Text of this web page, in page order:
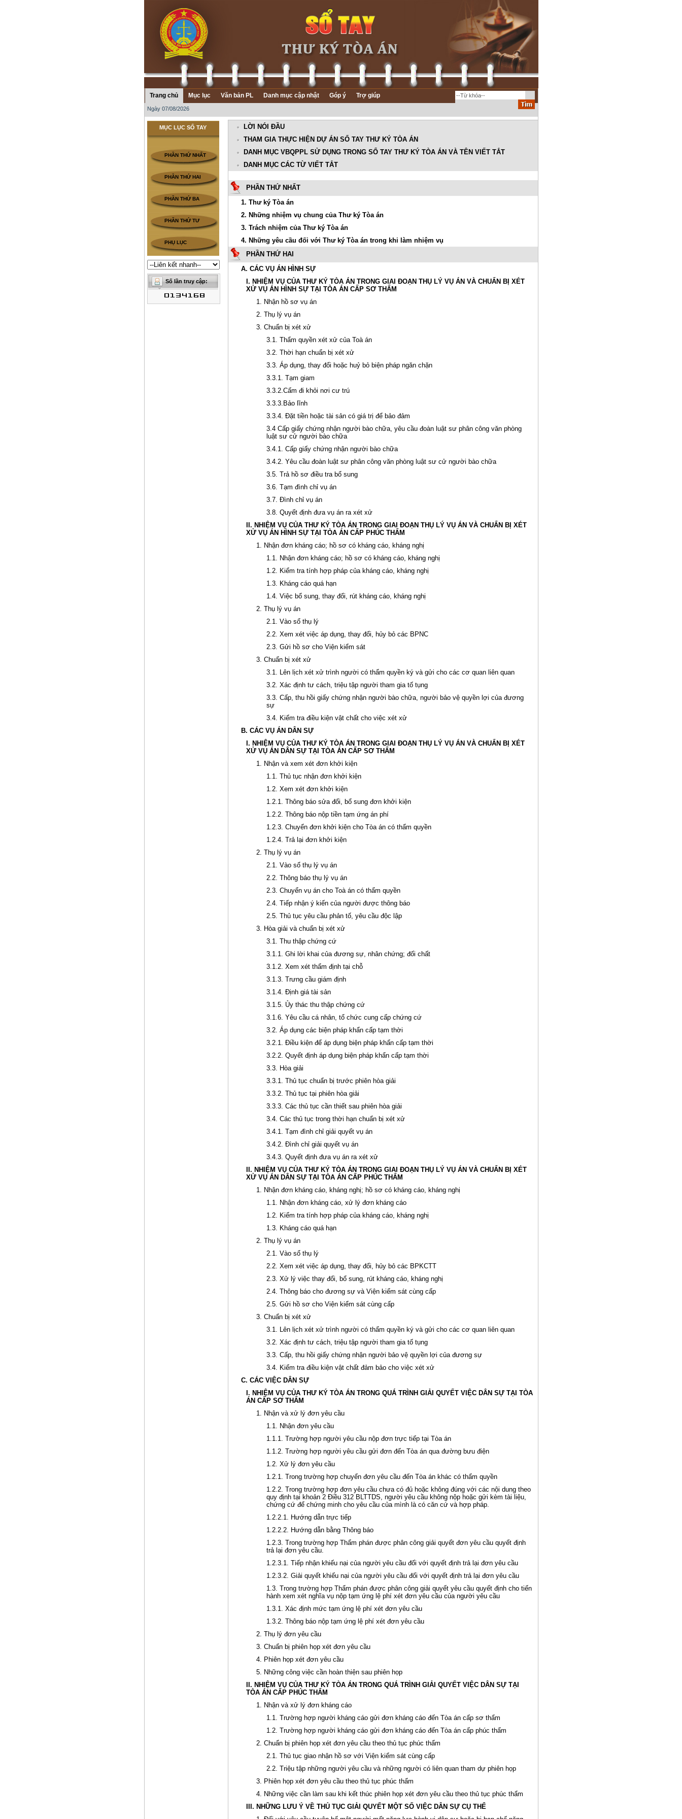
Trang chủ
Ngày 07/08/2026
Mục lục Văn bản PL Danh mục cập nhật Góp ý Trợ giúp
MỤC LỤC SỔ TAY
PHẦN THỨ NHẤT
PHẦN THỨ HAI
PHẦN THỨ BA
PHẦN THỨ TƯ
PHỤ LỤC
LỜI NÓI ĐẦU
THAM GIA THỰC HIỆN DỰ ÁN SỔ TAY THƯ KÝ TÒA ÁN
DANH MỤC VBQPPL SỬ DỤNG TRONG SỔ TAY THƯ KÝ TÒA ÁN VÀ TÊN VIẾT TẮT
DANH MỤC CÁC TỪ VIẾT TẮT
PHẦN THỨ NHẤT
1. Thư ký Tòa án
2. Những nhiệm vụ chung của Thư ký Tòa án
3. Trách nhiệm của Thư ký Tòa án
4. Những yêu cầu đối với Thư ký Tòa án trong khi làm nhiệm vụ
PHẦN THỨ HAI
A. CÁC VỤ ÁN HÌNH SỰ
I. NHIỆM VỤ CỦA THƯ KÝ TÒA ÁN TRONG GIAI ĐOẠN THỤ LÝ VỤ ÁN VÀ CHUẨN BỊ XÉT
XỬ VỤ ÁN HÌNH SỰ TẠI TÒA ÁN CẤP SƠ THẨM
1. Nhận hồ sơ vụ án
2. Thụ lý vụ án
3. Chuẩn bị xét xử
3.1. Thẩm quyền xét xử của Toà án
3.2. Thời hạn chuẩn bị xét xử
3.3. Áp dụng, thay đổi hoặc huỷ bỏ biện pháp ngăn chặn
3.3.1. Tạm giam
3.3.2.Cấm đi khỏi nơi cư trú
3.3.3.Bảo lĩnh
3.3.4. Đặt tiền hoặc tài sản có giá trị để bảo đảm
3.4 Cấp giấy chứng nhận người bào chữa, yêu cầu đoàn luật sư phân công văn phòng
luật sư cử người bào chữa
3.4.1. Cấp giấy chứng nhận người bào chữa
3.4.2. Yêu cầu đoàn luật sư phân công văn phòng luật sư cử người bào chữa
3.5. Trả hồ sơ điều tra bổ sung
3.6. Tạm đình chỉ vụ án
3.7. Đình chỉ vụ án
3.8. Quyết định đưa vụ án ra xét xử
II. NHIỆM VỤ CỦA THƯ KÝ TÒA ÁN TRONG GIAI ĐOẠN THỤ LÝ VỤ ÁN VÀ CHUẨN BỊ XÉT
XỬ VỤ ÁN HÌNH SỰ TẠI TÒA ÁN CẤP PHÚC THẨM
1. Nhận đơn kháng cáo; hồ sơ có kháng cáo, kháng nghị
1.1. Nhận đơn kháng cáo; hồ sơ có kháng cáo, kháng nghị
1.2. Kiểm tra tính hợp pháp của kháng cáo, kháng nghị
1.3. Kháng cáo quá hạn
1.4. Việc bổ sung, thay đổi, rút kháng cáo, kháng nghị
2. Thụ lý vụ án
2.1. Vào sổ thụ lý
2.2. Xem xét việc áp dụng, thay đổi, hủy bỏ các BPNC
2.3. Gửi hồ sơ cho Viện kiểm sát
3. Chuẩn bị xét xử
3.1. Lên lịch xét xử trình người có thẩm quyền ký và gửi cho các cơ quan liên quan
3.2. Xác định tư cách, triệu tập người tham gia tố tụng
3.3. Cấp, thu hồi giấy chứng nhận người bào chữa, người bảo vệ quyền lợi của đương
sự
3.4. Kiểm tra điều kiện vật chất cho việc xét xử
B. CÁC VỤ ÁN DÂN SỰ
I. NHIỆM VỤ CỦA THƯ KÝ TÒA ÁN TRONG GIAI ĐOẠN THỤ LÝ VỤ ÁN VÀ CHUẨN BỊ XÉT
XỬ VỤ ÁN DÂN SỰ TẠI TÒA ÁN CẤP SƠ THẨM
1. Nhận và xem xét đơn khởi kiện
1.1. Thủ tục nhận đơn khởi kiện
1.2. Xem xét đơn khởi kiện
1.2.1. Thông báo sửa đổi, bổ sung đơn khởi kiện
1.2.2. Thông báo nộp tiền tạm ứng án phí
1.2.3. Chuyển đơn khởi kiện cho Tòa án có thẩm quyền
1.2.4. Trả lại đơn khởi kiện
2. Thụ lý vụ án
2.1. Vào sổ thụ lý vụ án
2.2. Thông báo thụ lý vụ án
2.3. Chuyển vụ án cho Toà án có thẩm quyền
2.4. Tiếp nhận ý kiến của người được thông báo
2.5. Thủ tục yêu cầu phản tố, yêu cầu độc lập
3. Hòa giải và chuẩn bị xét xử
3.1. Thu thập chứng cứ
3.1.1. Ghi lời khai của đương sự, nhân chứng; đối chất
3.1.2. Xem xét thẩm định tại chỗ
3.1.3. Trưng cầu giám định
3.1.4. Định giá tài sản
3.1.5. Ủy thác thu thập chứng cứ
3.1.6. Yêu cầu cá nhân, tổ chức cung cấp chứng cứ
3.2. Áp dụng các biện pháp khẩn cấp tạm thời
3.2.1. Điều kiện để áp dụng biện pháp khẩn cấp tạm thời
3.2.2. Quyết định áp dụng biện pháp khẩn cấp tạm thời
3.3. Hòa giải
3.3.1. Thủ tục chuẩn bị trước phiên hòa giải
3.3.2. Thủ tục tại phiên hòa giải
3.3.3. Các thủ tục cần thiết sau phiên hòa giải
3.4. Các thủ tục trong thời hạn chuẩn bị xét xử
3.4.1. Tạm đình chỉ giải quyết vụ án
3.4.2. Đình chỉ giải quyết vụ án
3.4.3. Quyết định đưa vụ án ra xét xử
II. NHIỆM VỤ CỦA THƯ KÝ TÒA ÁN TRONG GIAI ĐOẠN THỤ LÝ VỤ ÁN VÀ CHUẨN BỊ XÉT
XỬ VỤ ÁN DÂN SỰ TẠI TÒA ÁN CẤP PHÚC THẨM
1. Nhận đơn kháng cáo, kháng nghị; hồ sơ có kháng cáo, kháng nghị
1.1. Nhận đơn kháng cáo, xử lý đơn kháng cáo
1.2. Kiểm tra tính hợp pháp của kháng cáo, kháng nghị
1.3. Kháng cáo quá hạn
2. Thụ lý vụ án
2.1. Vào sổ thụ lý
2.2. Xem xét việc áp dụng, thay đổi, hủy bỏ các BPKCTT
2.3. Xử lý việc thay đổi, bổ sung, rút kháng cáo, kháng nghị
2.4. Thông báo cho đương sự và Viện kiểm sát cùng cấp
2.5. Gửi hồ sơ cho Viện kiểm sát cùng cấp
3. Chuẩn bị xét xử
3.1. Lên lịch xét xử trình người có thẩm quyền ký và gửi cho các cơ quan liên quan
3.2. Xác định tư cách, triệu tập người tham gia tố tụng
3.3. Cấp, thu hồi giấy chứng nhận người bảo vệ quyền lợi của đương sự
3.4. Kiểm tra điều kiện vật chất đảm bảo cho việc xét xử
C. CÁC VIỆC DÂN SỰ
I. NHIỆM VỤ CỦA THƯ KÝ TÒA ÁN TRONG QUÁ TRÌNH GIẢI QUYẾT VIỆC DÂN SỰ TẠI TÒA
ÁN CẤP SƠ THẨM
1. Nhận và xử lý đơn yêu cầu
1.1. Nhận đơn yêu cầu
1.1.1. Trường hợp người yêu cầu nộp đơn trực tiếp tại Tòa án
1.1.2. Trường hợp người yêu cầu gửi đơn đến Tòa án qua đường bưu điện
1.2. Xử lý đơn yêu cầu
1.2.1. Trong trường hợp chuyển đơn yêu cầu đến Tòa án khác có thẩm quyền
1.2.2. Trong trường hợp đơn yêu cầu chưa có đủ hoặc không đúng với các nội dung theo
quy định tại khoản 2 Điều 312 BLTTDS, người yêu cầu không nộp hoặc gửi kèm tài liệu,
chứng cứ để chứng minh cho yêu cầu của mình là có căn cứ và hợp pháp.
1.2.2.1. Hướng dẫn trực tiếp
1.2.2.2. Hướng dẫn bằng Thông báo
1.2.3. Trong trường hợp Thẩm phán được phân công giải quyết đơn yêu cầu quyết định
trả lại đơn yêu cầu.
1.2.3.1. Tiếp nhận khiếu nại của người yêu cầu đối với quyết định trả lại đơn yêu cầu
1.2.3.2. Giải quyết khiếu nại của người yêu cầu đối với quyết định trả lại đơn yêu cầu
1.3. Trong trường hợp Thẩm phán được phân công giải quyết yêu cầu quyết định cho tiến
hành xem xét nghĩa vụ nộp tạm ứng lệ phí xét đơn yêu cầu của người yêu cầu
1.3.1. Xác định mức tạm ứng lệ phí xét đơn yêu cầu
1.3.2. Thông báo nộp tạm ứng lệ phí xét đơn yêu cầu
2. Thụ lý đơn yêu cầu
3. Chuẩn bị phiên họp xét đơn yêu cầu
4. Phiên họp xét đơn yêu cầu
5. Những công việc cần hoàn thiện sau phiên họp
II. NHIỆM VỤ CỦA THƯ KÝ TÒA ÁN TRONG QUÁ TRÌNH GIẢI QUYẾT VIỆC DÂN SỰ TẠI
TÒA ÁN CẤP PHÚC THẨM
1. Nhận và xử lý đơn kháng cáo
1.1. Trường hợp người kháng cáo gửi đơn kháng cáo đến Tòa án cấp sơ thẩm
1.2. Trường hợp người kháng cáo gửi đơn kháng cáo đến Tòa án cấp phúc thẩm
2. Chuẩn bị phiên họp xét đơn yêu cầu theo thủ tục phúc thẩm
2.1. Thủ tục giao nhận hồ sơ với Viện kiểm sát cùng cấp
2.2. Triệu tập những người yêu cầu và những người có liên quan tham dự phiên họp
3. Phiên họp xét đơn yêu cầu theo thủ tục phúc thẩm
4. Những việc cần làm sau khi kết thúc phiên họp xét đơn yêu cầu theo thủ tục phúc thẩm
III. NHỮNG LƯU Ý VỀ THỦ TỤC GIẢI QUYẾT MỘT SỐ VIỆC DÂN SỰ CỤ THỂ